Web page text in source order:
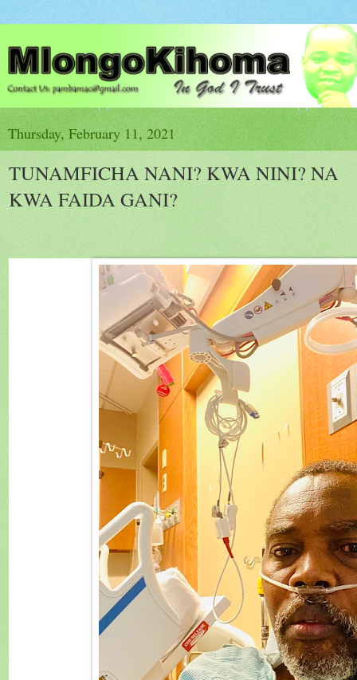
Thursday, February 11, 2021
TUNAMFICHA NANI? KWA NINI? NA
KWA FAIDA GANI?